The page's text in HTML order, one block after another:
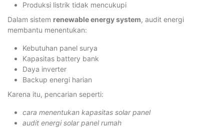
Produksi listrik tidak mencukupi
Dalam sistem renewable energy system, audit energi
membantu menentukan:
Kebutuhan panel surya
Kapasitas battery bank
Daya inverter
Backup energi harian
Karena itu, pencarian seperti:
cara menentukan kapasitas solar panel
audit energi solar panel rumah